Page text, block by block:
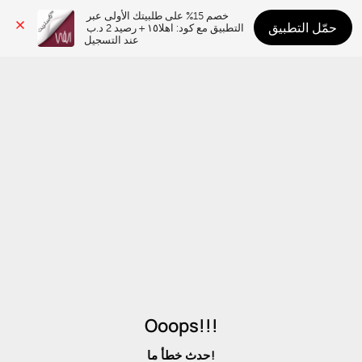
عند التسجيل
حمّل التطبيق
Ooops!!!
حدث خطأ ما!